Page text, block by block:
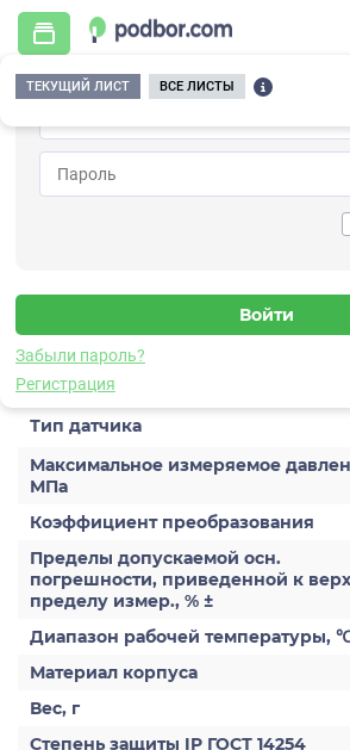
Забыли пароль?
Регистрация
ТЕКУЩИЙ ЛИСТ ВСЕ ЛИСТЫ
Главная / Контрольно-измерительные приборы и
Динамического давления /
Датчик динамического давления
Характеристики
Тип датчика
Максимальное измеряемое
МПа
Коэффициент преобразования
Пределы допускаемой осн.
погрешности, приведенной к
пределу измер., % ±
Диапазон рабочей температуры,
Материал корпуса
Вес, г
Степень защиты IP ГОСТ 14254